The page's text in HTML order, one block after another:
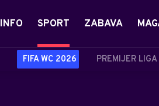
INFO SPORT
FIFA WC 2026 PREMIJER LIGA
ZABAVA